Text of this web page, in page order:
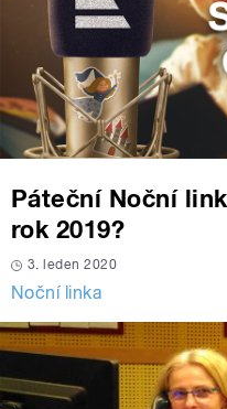
Páteční Noční
rok 2019?
3. leden 2020
Noční linka